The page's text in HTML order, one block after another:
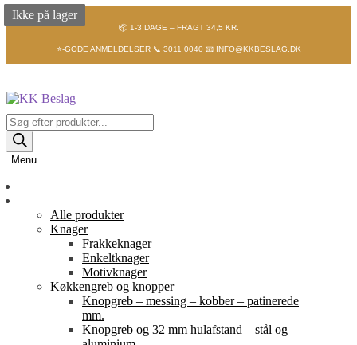
📦 1-3 DAGE – FRAGT 34,5 KR.
⭐-GODE ANMELDELSER📞 3011 0040📧 INFO@KKBESLAG.DK
Spring
til
navigation
Spring
til
indhold
Products
search
Menu
Alle produkter
Knager
Frakkeknager
Enkeltknager
Motivknager
Køkkengreb og knopper
Knopgreb – messing – kobber – patinerede
mm.
Knopgreb og 32 mm hulafstand – stål og
Ikke på lager
Ikke på lager